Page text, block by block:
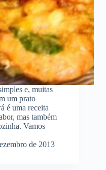
e, muitas
um prato
é uma receita
mas também
Vamos
de 2013